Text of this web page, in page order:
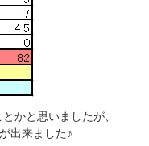
かと思いましたが、
出来ました♪